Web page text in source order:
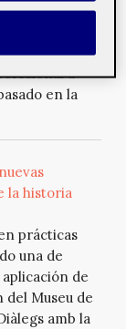
y publicación
con el
a
en la
la historia
prácticas
una de
de
del Museu de
amb la